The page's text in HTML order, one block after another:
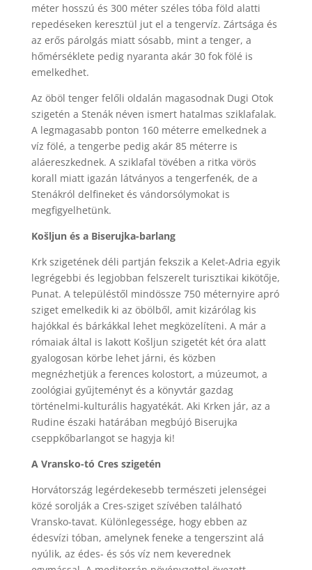
méter hosszú és 300 méter széles tóba föld alatti
repedéseken keresztül jut el a tengervíz. Zártsága és
az erős párolgás miatt sósabb, mint a tenger, a
hőmérséklete pedig nyaranta akár 30 fok fölé is
emelkedhet.
Az öböl tenger felőli oldalán magasodnak Dugi Otok
szigetén a Stenák néven ismert hatalmas sziklafalak.
A legmagasabb ponton 160 méterre emelkednek a
víz fölé, a tengerbe pedig akár 85 méterre is
aláereszkednek. A sziklafal tövében a ritka vörös
korall miatt igazán látványos a tengerfenék, de a
Stenákról delfineket és vándorsólymokat is
megfigyelhetünk.
Košljun és a Biserujka-barlang
Krk szigetének déli partján fekszik a Kelet-Adria egyik
legrégebbi és legjobban felszerelt turisztikai kikötője,
Punat. A településtől mindössze 750 méternyire apró
sziget emelkedik ki az öbölből, amit kizárólag kis
hajókkal és bárkákkal lehet megközelíteni. A már a
rómaiak által is lakott Košljun szigetét két óra alatt
gyalogosan körbe lehet járni, és közben
megnézhetjük a ferences kolostort, a múzeumot, a
zoológiai gyűjteményt és a könyvtár gazdag
történelmi-kulturális hagyatékát. Aki Krken jár, az a
Rudine északi határában megbújó Biserujka
cseppkőbarlangot se hagyja ki!
A Vransko-tó Cres szigetén
Horvátország legérdekesebb természeti jelenségei
közé sorolják a Cres-sziget szívében található
Vransko-tavat. Különlegessége, hogy ebben az
édesvízi tóban, amelynek feneke a tengerszint alá
nyúlik, az édes- és sós víz nem keverednek